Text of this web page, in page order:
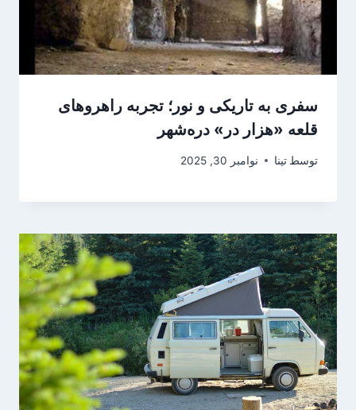
سفری به تاریکی و نور؛ تجربه راهروهای
قلعه «هزار در» دره‌شهر
توسط تینا نوامبر 30, 2025